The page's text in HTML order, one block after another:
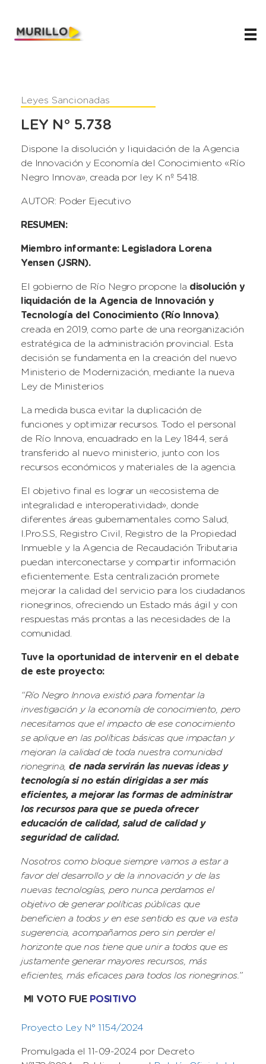
Leyes Sancionadas
LEY N° 5.738
Dispone la disolución y liquidación de la Agencia
de Innovación y Economía del Conocimiento «Río
Negro Innova», creada por ley K nº 5418.
AUTOR: Poder Ejecutivo
RESUMEN:
Miembro informante: Legisladora Lorena
Yensen (JSRN).
El gobierno de Río Negro propone la disolución y
liquidación de la Agencia de Innovación y
Tecnología del Conocimiento (Río Innova),
creada en 2019, como parte de una reorganización
estratégica de la administración provincial. Esta
decisión se fundamenta en la creación del nuevo
Ministerio de Modernización, mediante la nueva
Ley de Ministerios
La medida busca evitar la duplicación de
funciones y optimizar recursos. Todo el personal
de Río Innova, encuadrado en la Ley 1844, será
transferido al nuevo ministerio, junto con los
recursos económicos y materiales de la agencia.
El objetivo final es lograr un «ecosistema de
integralidad e interoperatividad», donde
diferentes áreas gubernamentales como Salud,
I.Pro.S.S, Registro Civil, Registro de la Propiedad
Inmueble y la Agencia de Recaudación Tributaria
puedan interconectarse y compartir información
eficientemente. Esta centralización promete
mejorar la calidad del servicio para los ciudadanos
rionegrinos, ofreciendo un Estado más ágil y con
respuestas más prontas a las necesidades de la
comunidad.
Tuve la oportunidad de intervenir en el debate
de este proyecto:
“Río Negro Innova existió para fomentar la
investigación y la economía de conocimiento, pero
necesitamos que el impacto de ese conocimiento
se aplique en las políticas básicas que impactan y
mejoran la calidad de toda nuestra comunidad
rionegrina, de nada servirán las nuevas ideas y
tecnología si no están dirigidas a ser más
eficientes, a mejorar las formas de administrar
los recursos para que se pueda ofrecer
educación de calidad, salud de calidad y
seguridad de calidad.
Nosotros como bloque siempre vamos a estar a
favor del desarrollo y de la innovación y de las
nuevas tecnologías, pero nunca perdamos el
objetivo de generar políticas públicas que
beneficien a todos y en ese sentido es que va esta
sugerencia, acompañamos pero sin perder el
horizonte que nos tiene que unir a todos que es
justamente generar mayores recursos, más
eficientes, más eficaces para todos los rionegrinos.”
MI VOTO FUE POSITIVO
Proyecto Ley N° 1154/2024
Promulgada el 11-09-2024 por Decreto